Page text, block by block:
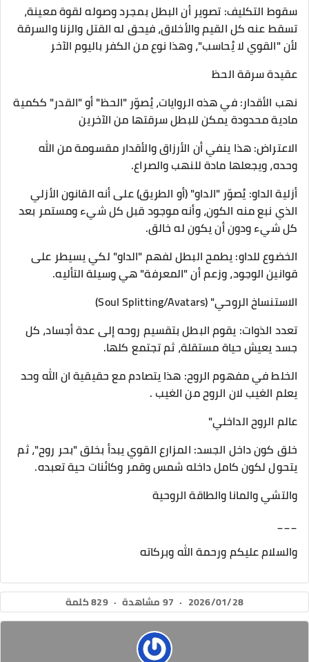
​سقوط التكليف: تصوير أن البطل بمجرد وصوله لقوة معينة،
تسقط عنه كل القيم والأخلاق، فيحق له القتل والزنا والسرقة
لأن "القوي لا يُحاسب"، وهذا نوع من الكفر باليوم الآخر
عقيدة سرقة الحظ
​نهب الأقدار: في هذه الروايات، يُصوّر "الحظ" أو "القدر" ككمية
مادية محدودة يمكن للبطل سرقتها من الآخرين
​الاعتراض: هذا ينفي أن الأرزاق والأقدار مقسومة من الله
وحده، ويجعلها مادة للنهب والصراع.
​أزلية الداو: يُصوّر "الداو" (أو الطريق) على أنه القانون الأزلي
الذي نبع منه الكون، وأنه موجود قبل كل شيء ومستمر بعد
كل شيء ودون أن يكون له خالق.
​الخضوع للداو: يطمح البطل لفهم "الداو" لكي يسيطر على
قوانين الوجود، وزعم أن "المعرفة" هي وسيلة التأليه.
الاستنساخ الروحي" (Soul Splitting/Avatars)
​تعدد الذوات: يقوم البطل بتقسيم روحه إلى عدة أجساد، كل
جسد يعيش حياة مستقلة، ثم تجتمع كلها.
​الخلط في مفهوم الروح: هذا يتصادم مع حقيقية ان الله وحد
يعلم الغيب لان الروح من الغيب .
​عالم الروح الداخلي"
​خلق كون داخل الجسد: المزارع القوي يبدأ بخلق "بحر روح"، ثم
يتحول لكون كامل داخله شمس وقمر وكائنات حية تعبده.
والتشي والمانا والطاقة الروحية
___
والسلام عليكم ورحمة الله وبركاته
2026/01/28
· 97 مشاهدة · 829 كلمة